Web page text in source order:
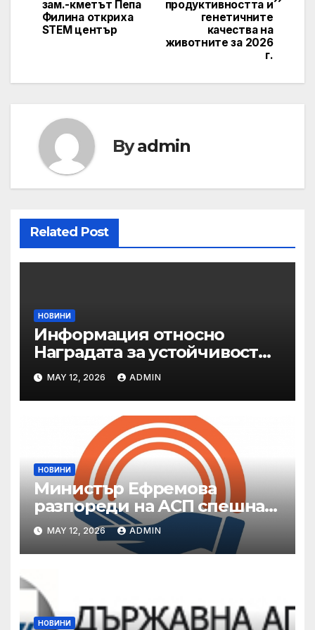
продуктивността и
генетичните
качества на
животните за 2026
г.
зам.-кметът Пепа
Филина откриха
STEM център
Byadmin
Related Post
НОВИНИ
Информация относно
Наградата за устойчивост
на ОАЕ „Зайед“
MAY 12, 2026 ADMIN
НОВИНИ
Министър Ефремова
разпореди на АСП спешна
готовност за оказване на
подкрепа на пострадали от
валежи и градушки
MAY 12, 2026 ADMIN
НОВИНИ